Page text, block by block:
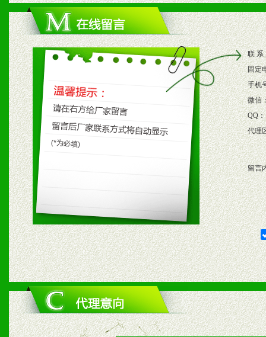
1、根据区域市场协助制定
2、根据具体情况公司给予
3、根据市场需要，派驻区
保产品顺利销售。
4、根据市场情况公司给予
购支持。
五、退换货制度
1、给予前期市场操作一定
2、对于临期，滞销品给予
六、服务优势
1、完善的信息服务咨询中
联 系
固定
手机
微信
QQ：
代理
留言